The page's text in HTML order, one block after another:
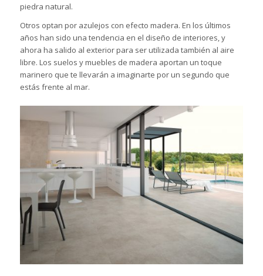
piedra natural.
Otros optan por azulejos con efecto madera. En los últimos
años han sido una tendencia en el diseño de interiores, y
ahora ha salido al exterior para ser utilizada también al aire
libre. Los suelos y muebles de madera aportan un toque
marinero que te llevarán a imaginarte por un segundo que
estás frente al mar.